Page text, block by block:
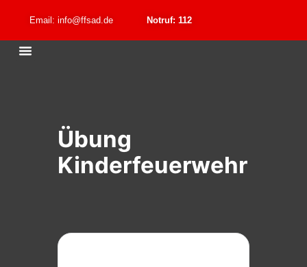
Email: info@ffsad.de Notruf: 112
Übung
Kinderfeuerwehr